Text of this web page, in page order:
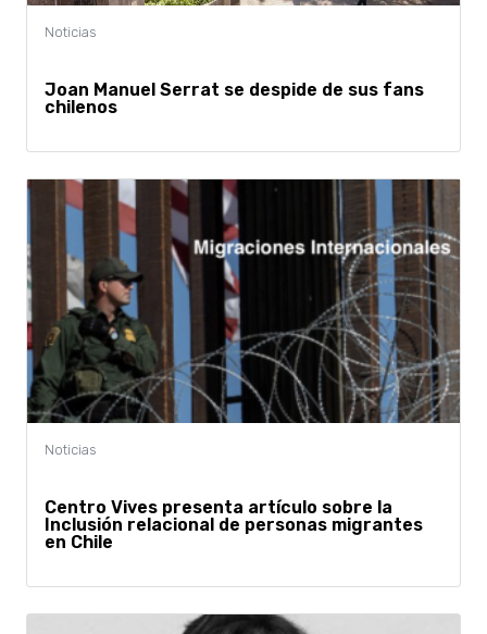
Joan Manuel Serrat se despide de sus fans
chilenos
Centro Vives presenta artículo sobre la
Inclusión relacional de personas migrantes
en Chile